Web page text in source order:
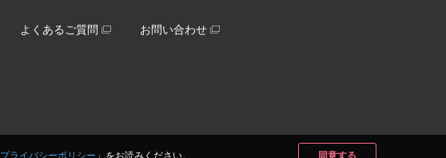
プライバシーポリシー 」をお読みください。 同意する
よくあるご質問 お問い合わせ